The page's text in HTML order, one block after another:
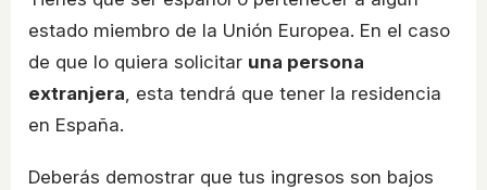
estado miembro de la Unión Europea. En el caso
de que lo quiera solicitar una persona
extranjera, esta tendrá que tener la residencia
en España.
Deberás demostrar que tus ingresos son bajos